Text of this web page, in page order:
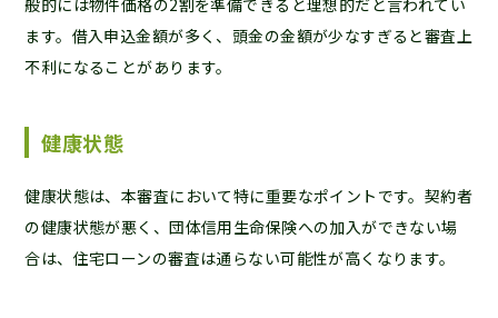
般的には物件価格の2割を準備できると理想的だと言われてい
ます。借入申込金額が多く、頭金の金額が少なすぎると審査上
不利になることがあります。
健康状態
健康状態は、本審査において特に重要なポイントです。契約者
の健康状態が悪く、団体信用生命保険への加入ができない場
合は、住宅ローンの審査は通らない可能性が高くなります。